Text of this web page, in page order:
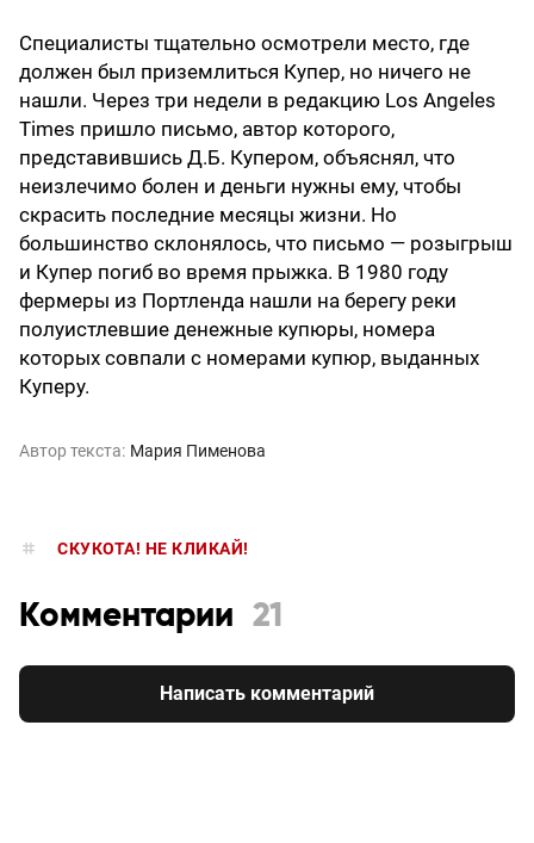
Специалисты тщательно осмотрели место, где
должен был приземлиться Купер, но ничего не
нашли. Через три недели в редакцию Los Angeles
Times пришло письмо, автор которого,
представившись Д.Б. Купером, объяснял, что
неизлечимо болен и деньги нужны ему, чтобы
скрасить последние месяцы жизни. Но
большинство склонялось, что письмо — розыгрыш
и Купер погиб во время прыжка. В 1980 году
фермеры из Портленда нашли на берегу реки
полуистлевшие денежные купюры, номера
которых совпали с номерами купюр, выданных
Куперу.
Автор текста: Мария Пименова
СКУКОТА! НЕ КЛИКАЙ!
Комментарии 21
Написать комментарий